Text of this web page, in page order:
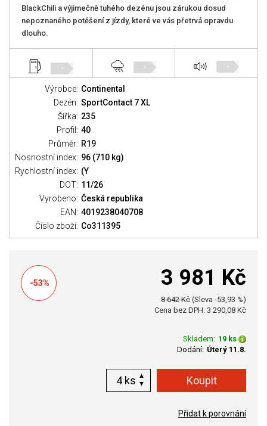
BlackChili a výjimečně tuhého dezénu jsou zárukou dosud
nepoznaného potěšení z jízdy, které ve vás přetrvá opravdu
dlouho.
- - -
Výrobce: Continental
Dezén: SportContact 7 XL
Šířka: 235
Profil: 40
Průměr: R19
Nosnostní index: 96 (710 kg)
Rychlostní index: (Y
DOT: 11/26
Vyrobeno: Česká republika
EAN: 4019238040708
Číslo zboží: Co311395
-53% 3 981 Kč
8 642 Kč (Sleva -53,93 %)
Cena bez DPH: 3 290,08 Kč
Skladem: 19 ks
Dodání: Úterý 11.8.
ks
Přidat k porovnání